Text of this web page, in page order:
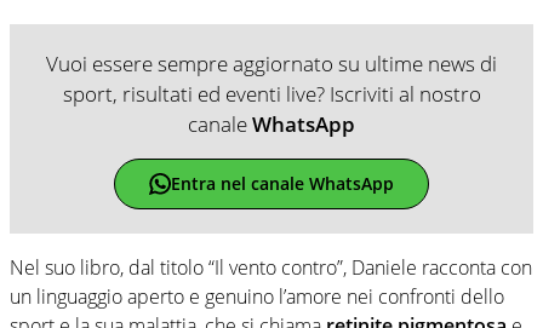
Vuoi essere sempre aggiornato su ultime news di
sport, risultati ed eventi live? Iscriviti al nostro
canaleWhatsApp
Entra nel canale WhatsApp
Nel suo libro, dal titolo “Il vento contro”, Daniele racconta con
un linguaggio aperto e genuino l’amore nei confronti dello